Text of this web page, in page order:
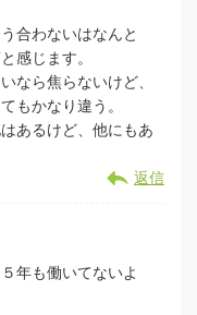
合わないはなんと
感じます。
なら焦らないけど、
もかなり違う。
あるけど、他にもあ
返信
年も働いてないよ